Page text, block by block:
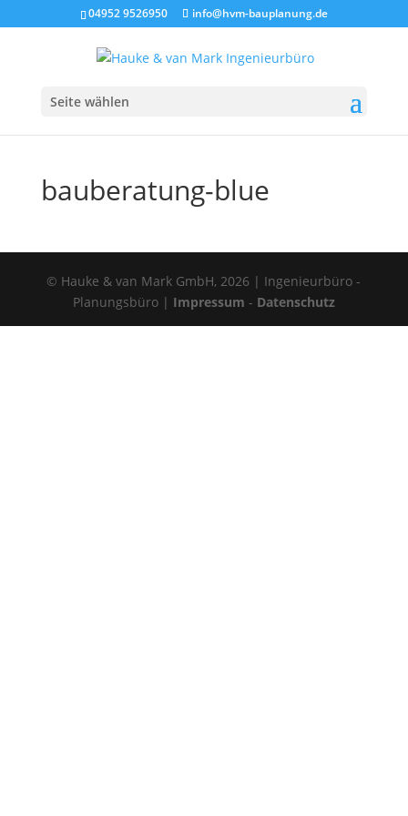
04952 9526950 info@hvm-bauplanung.de
Seite wählen
bauberatung-blue
© Hauke & van Mark GmbH, 2026 | Ingenieurbüro -
Planungsbüro | Impressum - Datenschutz